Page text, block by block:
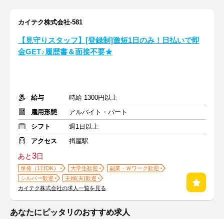
カイテク株式会社-581
【見守りスタッフ】[登録制]激短1日のみ！日払いで即
金GET♪履歴書＆面接不要★
給与
時給 1300円以上
雇用形態
アルバイト・パート
シフト
週1日以上
アクセス
揖屋駅
あと3日
単発（1日OK） 大学生歓迎
副業・Ｗワーク歓迎
シルバー歓迎
主婦(夫)歓迎
カイテク株式会社の求人一覧を見る
あなたにピッタリのおすすめ求人